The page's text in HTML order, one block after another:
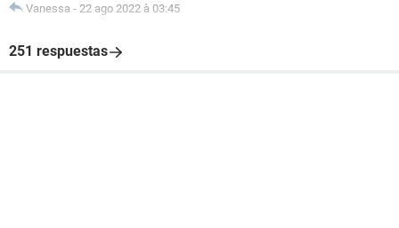
Vanessa - 22 ago 2022 à 03:45
251 respuestas